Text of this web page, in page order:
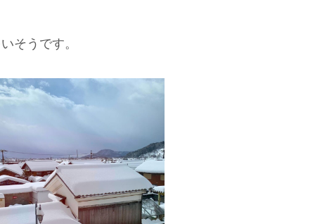
そうです。